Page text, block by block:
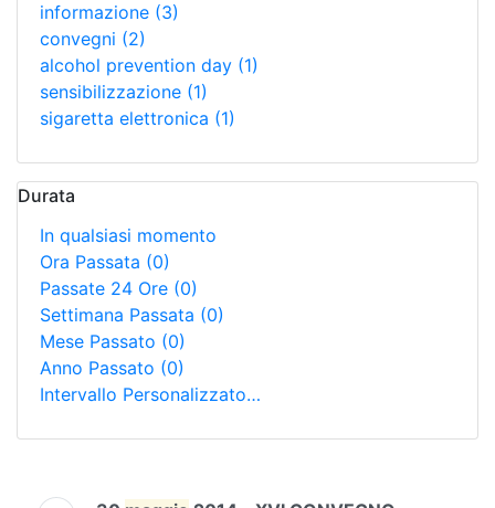
informazione (3)
convegni (2)
alcohol prevention day (1)
sensibilizzazione (1)
sigaretta elettronica (1)
Durata
In qualsiasi momento
Ora Passata (0)
Passate 24 Ore (0)
Settimana Passata (0)
Mese Passato (0)
Anno Passato (0)
Intervallo Personalizzato…
Ricerca